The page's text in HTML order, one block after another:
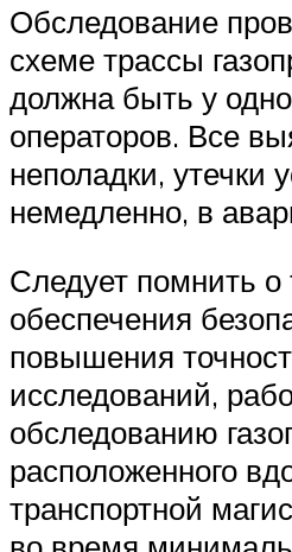
Обследование
схеме трассы
должна быть у
операторов. Все
неполадки, утечки
немедленно, в
Следует помнить о
обеспечения
повышения
исследований,
обследованию
расположенного
транспортной